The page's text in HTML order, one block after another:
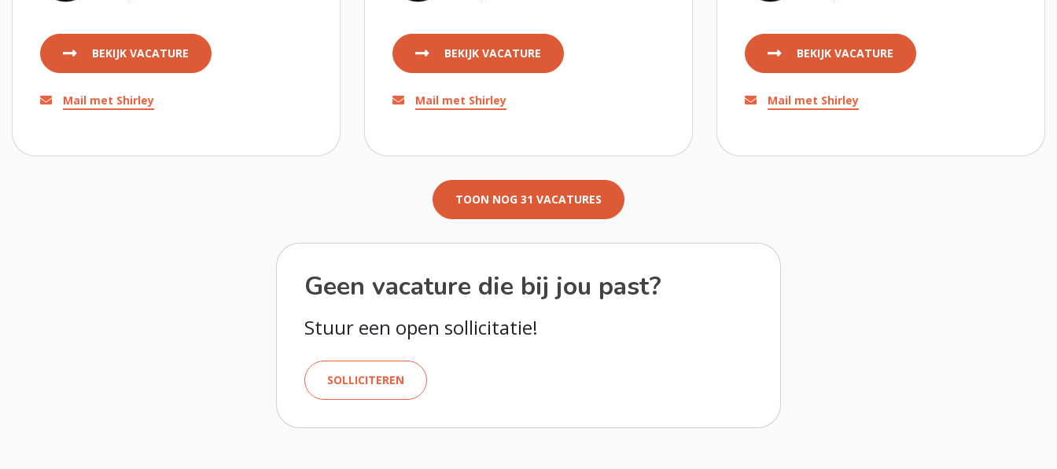
BEKIJK VACATURE
Mail met Shirley
BEKIJK VACATURE
Mail met Shirley
BEKIJK VACATURE
Mail met Shirley
TOON NOG 31 VACATURES
Geen vacature die bij jou past?
Stuur een open sollicitatie!
SOLLICITEREN